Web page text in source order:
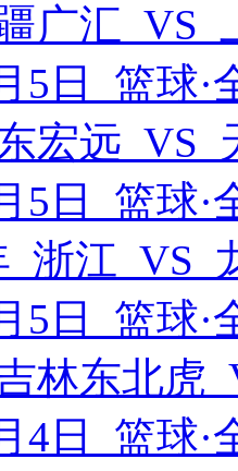
广汇 VS
5日 篮球·
宏远 VS
5日 篮球·
浙江 VS
5日 篮球·
林东北
4日 篮球·